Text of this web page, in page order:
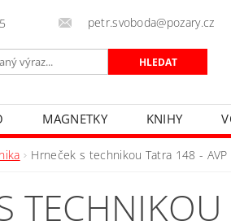
petr.svoboda@pozary.cz
MAGNETKY KNIHY
Hrneček s technikou Tatra 148 - AVP